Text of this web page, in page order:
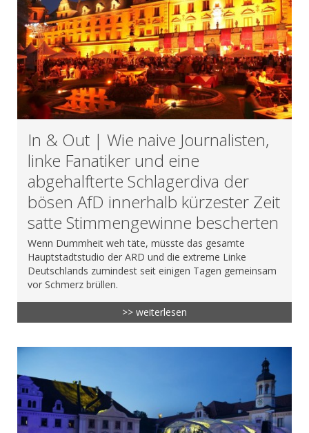
In & Out | Wie naive Journalisten,
linke Fanatiker und eine
abgehalfterte Schlagerdiva der
bösen AfD innerhalb kürzester Zeit
satte Stimmengewinne bescherten
Wenn Dummheit weh täte, müsste das gesamte
Hauptstadtstudio der ARD und die extreme Linke
Deutschlands zumindest seit einigen Tagen gemeinsam
vor Schmerz brüllen.
>> weiterlesen